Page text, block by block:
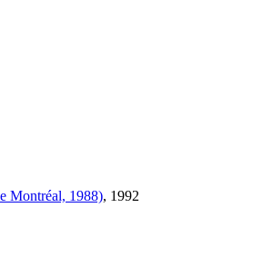
Montréal, 1988), 1992